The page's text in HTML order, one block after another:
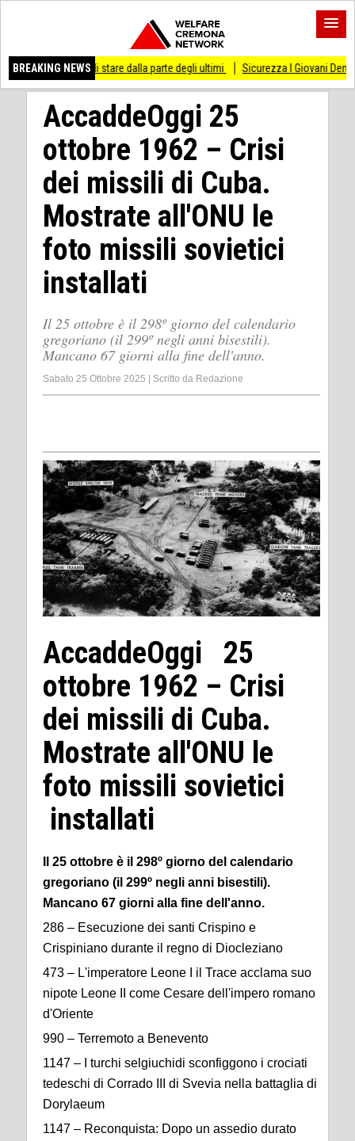
BREAKING NEWS
di stare dalla parte degli ultimi Sicurezza I Giovani Democratici
AccaddeOggi 25
ottobre 1962 – Crisi
dei missili di Cuba.
Mostrate all'ONU le
foto missili sovietici
installati
Il 25 ottobre è il 298º giorno del calendario
gregoriano (il 299º negli anni bisestili).
Mancano 67 giorni alla fine dell'anno.
Sabato 25 Ottobre 2025 Scritto da Redazione
AccaddeOggi 25
ottobre 1962 – Crisi
dei missili di Cuba.
Mostrate all'ONU le
foto missili sovietici
installati
Il 25 ottobre è il 298º giorno del calendario
gregoriano (il 299º negli anni bisestili).
Mancano 67 giorni alla fine dell'anno.
286 – Esecuzione dei santi Crispino e
Crispiniano durante il regno di Diocleziano
473 – L'imperatore Leone I il Trace acclama suo
nipote Leone II come Cesare dell'impero romano
d'Oriente
990 – Terremoto a Benevento
1147 – I turchi selgiuchidi sconfiggono i crociati
tedeschi di Corrado III di Svevia nella battaglia di
Dorylaeum
1147 – Reconquista: Dopo un assedio durato